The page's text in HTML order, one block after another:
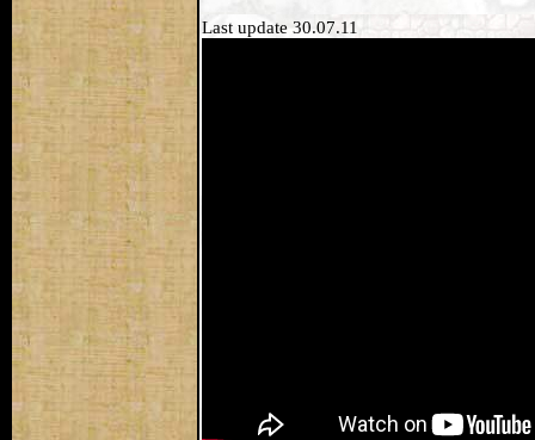
Last update 30.07.11